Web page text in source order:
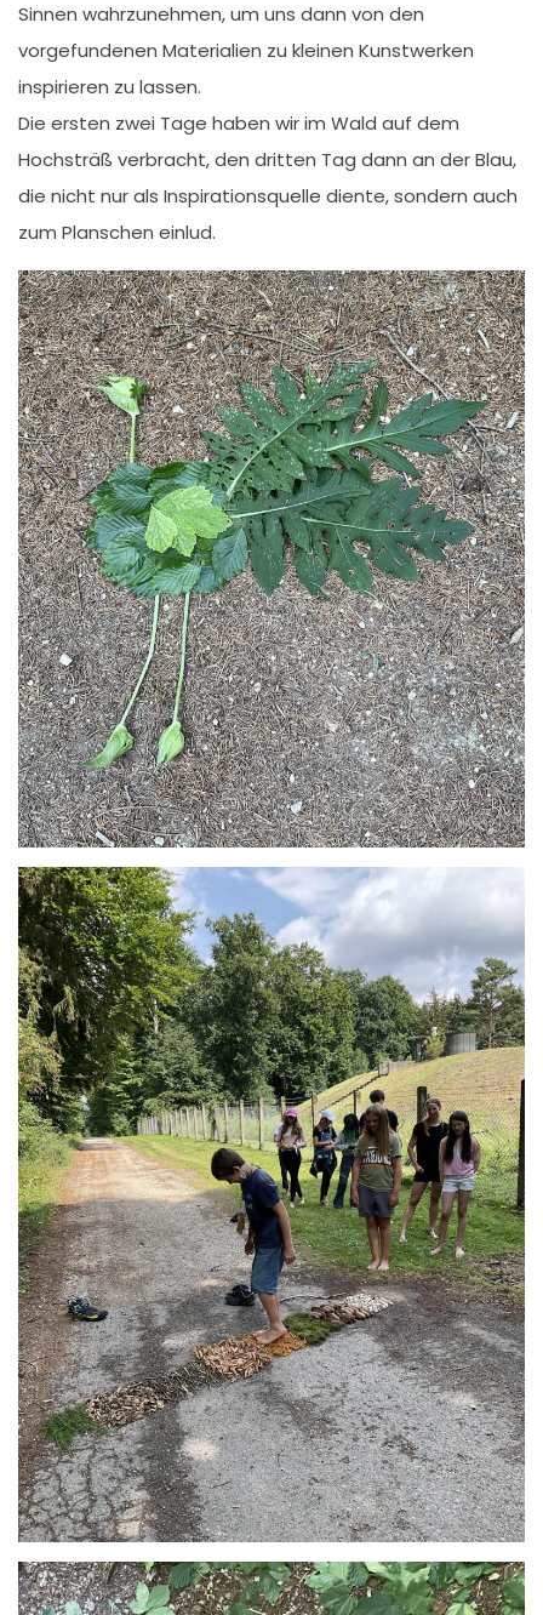
Sinnen wahrzunehmen, um uns dann von den
vorgefundenen Materialien zu kleinen Kunstwerken
inspirieren zu lassen.
Die ersten zwei Tage haben wir im Wald auf dem
Hochsträß verbracht, den dritten Tag dann an der Blau,
die nicht nur als Inspirationsquelle diente, sondern auch
zum Planschen einlud.